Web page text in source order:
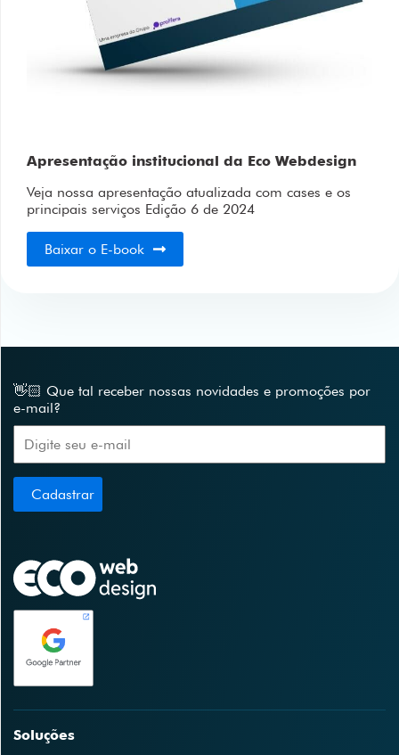
Apresentação institucional da Eco Webdesign
Veja nossa apresentação atualizada com cases e os
principais serviços Edição 6 de 2024
Baixar o E-book
👋🏻 Que tal receber nossas novidades e promoções por
e-mail?
Cadastrar
Soluções